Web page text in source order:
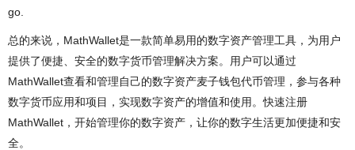
go.
总的来说，MathWallet是一款简单易用的数字资产管理工具，为用户
提供了便捷、安全的数字货币管理解决方案。用户可以通过
MathWallet查看和管理自己的数字资产麦子钱包代币管理，参与各种
数字货币应用和项目，实现数字资产的增值和使用。快速注册
MathWallet，开始管理你的数字资产，让你的数字生活更加便捷和安
全。